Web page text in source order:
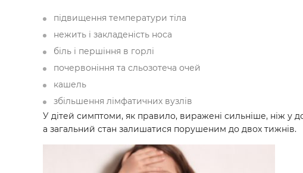
підвищення температури тіла
нежить і закладеність носа
біль і першіння в горлі
почервоніння та сльозотеча очей
кашель
збільшення лімфатичних вузлів
У дітей симптоми, як правило, виражені сильніше, ніж
а загальний стан залишатися порушеним до двох тижнів.